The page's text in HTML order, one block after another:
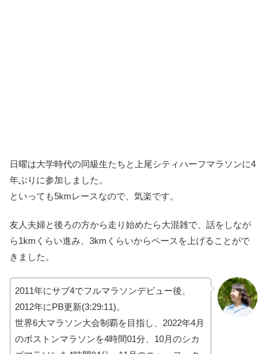
日曜は大学時代の同級生たちと上尾シティハーフマラソンに4
年ぶりに参加しました。
といっても5kmレースなので、気楽です。
友人夫婦と後ろの方から走り始めたら大混雑で、話をしなが
ら1kmくらい進み、3kmくらいからペースを上げることがで
きました。
2011年にサブ4でフルマラソンデビュー後、
2012年にPB更新(3:29:11)。
世界6大マラソン大会制覇を目指し、2022年4月
のボストンマラソンを4時間01分、10月のシカ